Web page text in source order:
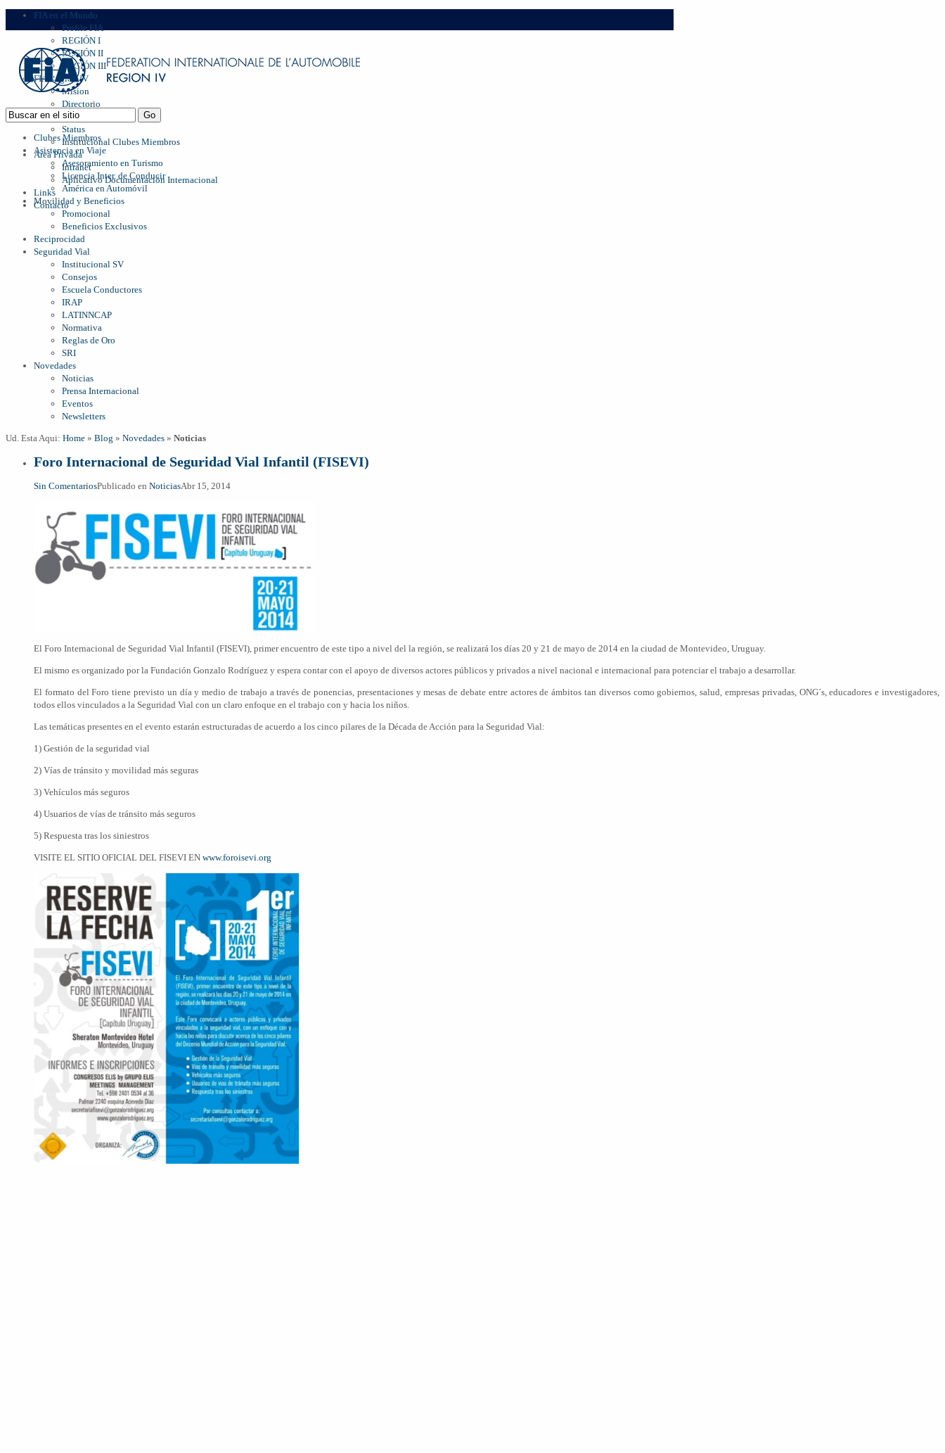
FIA en el Mundo
Profile FIA
REGIÓN I
REGIÓN II
REGIÓN III
FIA Region IV
Mision
Directorio
Management
Status
Institucional Clubes Miembros
Area Privada
Intranet
Aplicativo Documentación Internacional
Links
Contacto
Clubes Miembros
Asistencia en Viaje
Asesoramiento en Turismo
Licencia Inter. de Conducir
América en Automóvil
Movilidad y Beneficios
Promocional
Beneficios Exclusivos
Reciprocidad
Seguridad Vial
Institucional SV
Consejos
Escuela Conductores
IRAP
LATINNCAP
Normativa
Reglas de Oro
SRI
Novedades
Noticias
Prensa Internacional
Eventos
Newsletters
Ud. Esta Aqui: Home » Blog » Novedades » Noticias
Foro Internacional de Seguridad Vial Infantil (FISEVI)
Sin ComentariosPublicado en NoticiasAbr 15, 2014
El Foro Internacional de Seguridad Vial Infantil (FISEVI), primer encuentro de este tipo a nivel del la región, se realizará los días 20 y 21 de mayo de 2014 en la ciudad de Montevideo, Uruguay.
El mismo es organizado por la Fundación Gonzalo Rodríguez y espera contar con el apoyo de diversos actores públicos y privados a nivel nacional e internacional para potenciar el trabajo a desarrollar.
El formato del Foro tiene previsto un día y medio de trabajo a través de ponencias, presentaciones y mesas de debate entre actores de ámbitos tan diversos como gobiernos, salud, empresas privadas, ONG´s, educadores e investigadores,
todos ellos vinculados a la Seguridad Vial con un claro enfoque en el trabajo con y hacia los niños.
Las temáticas presentes en el evento estarán estructuradas de acuerdo a los cinco pilares de la Década de Acción para la Seguridad Vial:
1) Gestión de la seguridad vial
2) Vías de tránsito y movilidad más seguras
3) Vehículos más seguros
4) Usuarios de vías de tránsito más seguros
5) Respuesta tras los siniestros
VISITE EL SITIO OFICIAL DEL FISEVI EN www.foroisevi.org